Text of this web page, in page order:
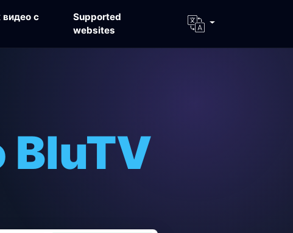
видео с
Supported
websites
BluTV